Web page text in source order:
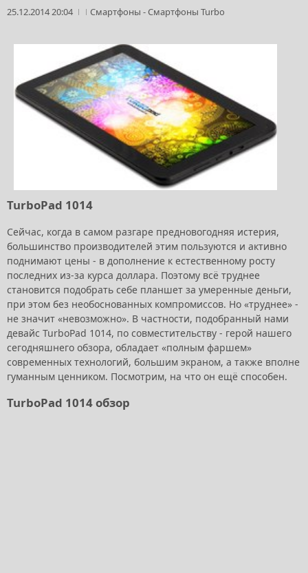
25.12.2014 20:04 Смартфоны -Смартфоны Turbo
TurboPad 1014
Сейчас, когда в самом разгаре предновогодняя истерия,
большинство производителей этим пользуются и активно
поднимают цены - в дополнение к естественному росту
последних из-за курса доллара. Поэтому всё труднее
становится подобрать себе планшет за умеренные деньги,
при этом без необоснованных компромиссов. Но «труднее» -
не значит «невозможно». В частности, подобранный нами
девайс TurboPad 1014, по совместительству - герой нашего
сегодняшнего обзора, обладает «полным фаршем»
современных технологий, большим экраном, а также вполне
гуманным ценником. Посмотрим, на что он ещё способен.
TurboPad 1014 обзор